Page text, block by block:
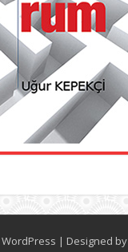
WordPress | Designed by